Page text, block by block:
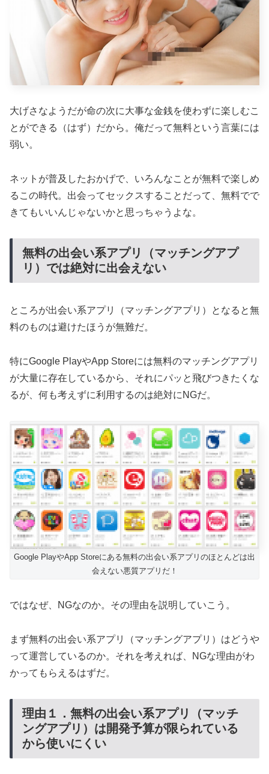
大げさなようだが命の次に大事な金銭を使わずに楽しむこ
とができる（はず）だから。俺だって無料という言葉には
弱い。
ネットが普及したおかげで、いろんなことが無料で楽しめ
るこの時代。出会ってセックスすることだって、無料でで
きてもいいんじゃないかと思っちゃうよな。
無料の出会い系アプリ（マッチングアプ
リ）では絶対に出会えない
ところが出会い系アプリ（マッチングアプリ）となると無
料のものは避けたほうが無難だ。
特にGoogle PlayやApp Storeには無料のマッチングアプリ
が大量に存在しているから、それにパッと飛びつきたくな
るが、何も考えずに利用するのは絶対にNGだ。
Google PlayやApp Storeにある無料の出会い系アプリのほとんどは出
会えない悪質アプリだ！
ではなぜ、NGなのか。その理由を説明していこう。
まず無料の出会い系アプリ（マッチングアプリ）はどうや
って運営しているのか。それを考えれば、NGな理由がわ
かってもらえるはずだ。
理由１．無料の出会い系アプリ（マッチ
ングアプリ）は開発予算が限られている
から使いにくい